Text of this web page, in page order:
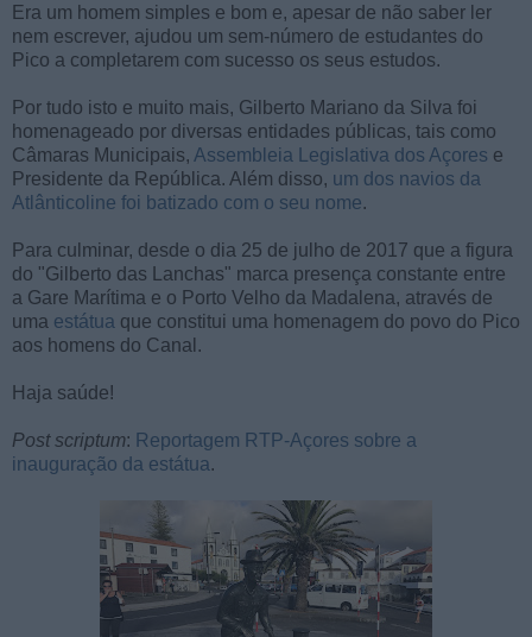
Era um homem simples e bom e, apesar de não saber ler
nem escrever, ajudou um sem-número de estudantes do
Pico a completarem com sucesso os seus estudos.
Por tudo isto e muito mais, Gilberto Mariano da Silva foi
homenageado por diversas entidades públicas, tais como
Câmaras Municipais, Assembleia Legislativa dos Açores e
Presidente da República. Além disso, um dos navios da
Atlânticoline foi batizado com o seu nome.
Para culminar, desde o dia 25 de julho de 2017 que a figura
do "Gilberto das Lanchas" marca presença constante entre
a Gare Marítima e o Porto Velho da Madalena, através de
uma estátua que constitui uma homenagem do povo do Pico
aos homens do Canal.
Haja saúde!
Post scriptum: Reportagem RTP-Açores sobre a
inauguração da estátua.